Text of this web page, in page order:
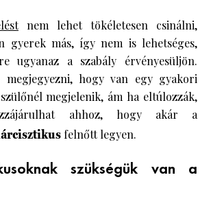
nem lehet tökéletesen csinálni,
gyerek más, így nem is lehetséges,
ugyanaz a szabály érvényesüljön.
megjegyezni, hogy van egy gyakori
megjelenik, ám ha eltúlozzák,
ahhoz, hogy akár a
felnőtt legyen.
szükségük van a